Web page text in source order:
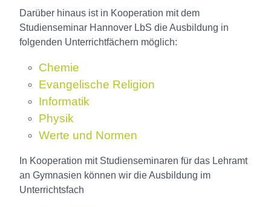
Darüber hinaus ist in Kooperation mit dem
Studienseminar Hannover LbS die Ausbildung in
folgenden Unterrichtfächern möglich:
Chemie
Evangelische Religion
Informatik
Physik
Werte und Normen
In Kooperation mit Studienseminaren für das Lehramt
an Gymnasien können wir die Ausbildung im
Unterrichtsfach